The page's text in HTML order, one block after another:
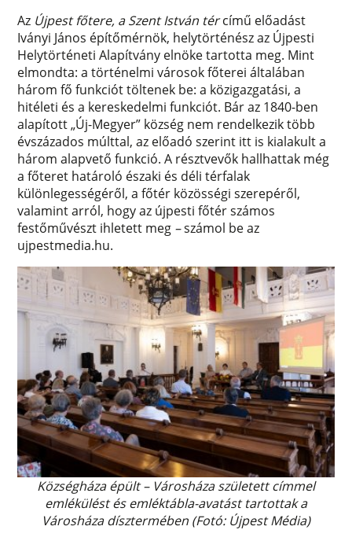
Az Újpest főtere, a Szent István tércímű előadást
Iványi János építőmérnök, helytörténész az Újpesti
Helytörténeti Alapítvány elnöke tartotta meg. Mint
elmondta: a történelmi városok főterei általában
három fő funkciót töltenek be: a közigazgatási, a
hitéleti és a kereskedelmi funkciót. Bár az 1840-ben
alapított „Új-Megyer” község nem rendelkezik több
évszázados múlttal, az előadó szerint itt is kialakult a
három alapvető funkció. A résztvevők hallhattak még
a főteret határoló északi és déli térfalak
különlegességéről, a főtér közösségi szerepéről,
valamint arról, hogy az újpesti főtér számos
festőművészt ihletett meg –számol be az
ujpestmedia.hu.
Községháza épült – Városháza született címmel
emlékülést és emléktábla-avatást tartottak a
Városháza dísztermében (Fotó: Újpest Média)